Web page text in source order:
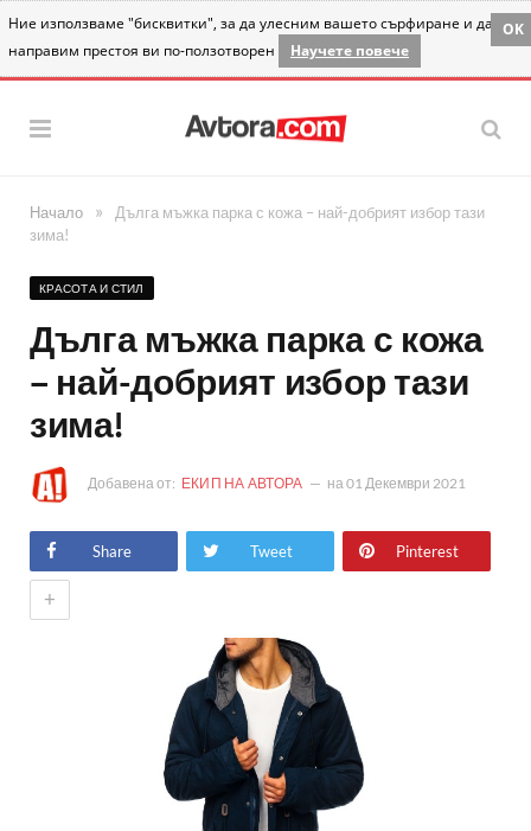
Ние използваме "бисквитки", за да улесним вашето сърфиране и да
направим престоя ви по-ползотворен
Научете повече
OK
Начало »
Дълга мъжка парка с кожа – най-добрият избор тази
зима!
КРАСОТА И СТИЛ
Дълга мъжка парка с кожа
– най-добрият избор тази
зима!
Добавена от: ЕКИП НА АВТОРА на 01 Декември 2021
Share Tweet Pinterest
+